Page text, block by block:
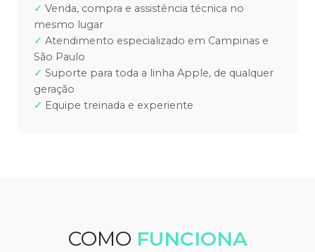
Venda, compra e assistência técnica no
mesmo lugar
Atendimento especializado em Campinas e
São Paulo
Suporte para toda a linha Apple, de qualquer
geração
Equipe treinada e experiente
COMO FUNCIONA